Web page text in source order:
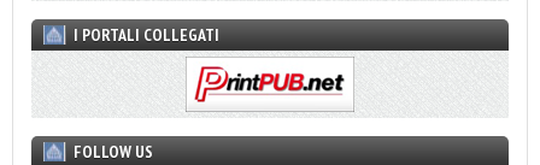
I PORTALI COLLEGATI
FOLLOW US